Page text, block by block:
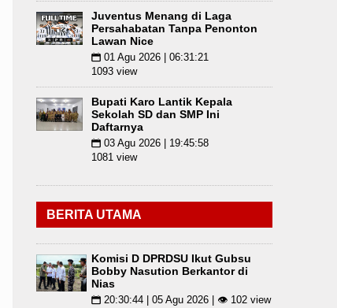
Juventus Menang di Laga
Persahabatan Tanpa Penonton
Lawan Nice
📅 01 Agu 2026 | 06:31:21
1093 view
Bupati Karo Lantik Kepala
Sekolah SD dan SMP Ini
Daftarnya
📅 03 Agu 2026 | 19:45:58
1081 view
BERITA UTAMA
Komisi D DPRDSU Ikut Gubsu
Bobby Nasution Berkantor di
Nias
📅 20:30:44 | 05 Agu 2026 | 👁 102 view